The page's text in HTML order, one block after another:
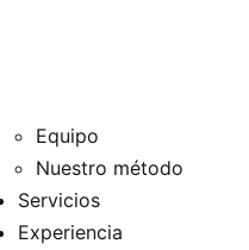
Equipo
Nuestro método
Servicios
Experiencia